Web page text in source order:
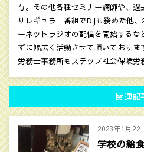
与。その他各種セミナー講師や、
りレギュラー番組でDJも務めた他
ーネットラジオの配信を開始する
ずに幅広く活動させて頂いており
労務士事務所もステップ社会保険労
関連記
2023年1月22
学校の給